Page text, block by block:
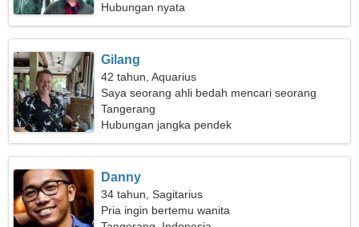
Hubungan nyata
Gilang
42 tahun, Aquarius
Saya seorang ahli bedah mencari seorang
wanita sederhana
Tangerang
Hubungan jangka pendek
Danny
34 tahun, Sagitarius
Pria ingin bertemu wanita